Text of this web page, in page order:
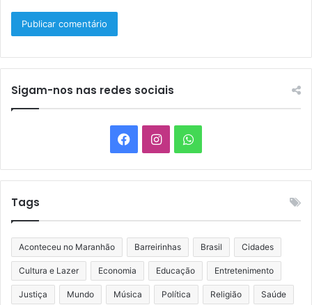
Sigam-nos nas redes sociais
FacebookInstagramWhatsApp
Tags
Aconteceu no Maranhão Barreirinhas Brasil Cidades
Cultura e Lazer Economia Educação Entretenimento
Justiça Mundo Música Política Religião Saúde